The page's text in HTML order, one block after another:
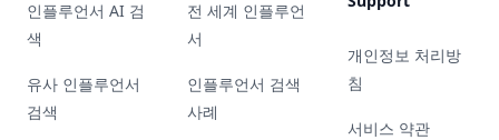
인플루언서 AI 검
색
유사 인플루언서
검색
전 세계 인플루언
서
인플루언서 검색
사례
개인정보 처리방
침
서비스 약관